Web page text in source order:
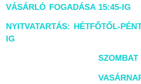
VÁSÁRLÓ FOGADÁSA 15:45-IG
NYITVATARTÁS: HÉTFŐTŐL-
IG
SZOMBAT 10-
VASÁRNAP